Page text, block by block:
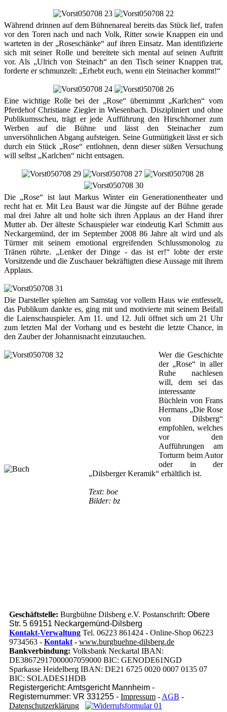
Während drinnen auf dem Bühnenareal bereits das Stück lief, trafen
vor den Toren nach und nach Volk, Ritter sowie Knappen ein und
warteten in der „Roseschänke“ auf ihren Einsatz. Man identifizierte
sich mit seiner Rolle und bereitete sich mental auf seinen Auftritt
vor. Als „Ulrich von Steinach“ an den Tisch seiner Knappen trat,
forderte er schmunzelt: „Erhebt euch, wenn ein Steinacher kommt!“
Eine wichtige Rolle bei der „Rose“ übernimmt „Karlchen“ vom
Pferdehof Christiane Ziegler in Wiesenbach. Diszipliniert und ohne
Publikumsscheu, trägt er jede Aufführung den Hirschhorner zum
Werben auf die Bühne und lässt den Steinacher zum
unversöhnlichen Abgang aufsteigen. Seine Gutmütigkeit lässt er sich
durch ein Stück „Rose“ entlohnen, denn dieser süßen Versuchung
will selbst „Karlchen“ nicht entsagen.
Die „Rose“ ist laut Markus Winter ein Generationentheater und
recht hat er. Mit Lea Baust war die Jüngste auf der Bühne gerade
mal drei Jahre alt und holte sich ihren Applaus an der Hand ihrer
Mutter ab. Der älteste Schauspieler war eindeutig Karl Schmitt aus
Neckargemünd, der im September 2008 86 Jahre alt wird und als
Türmer mit seinem emotional ergreifenden Schlussmonolog zu
Tränen rührte. „Lenker der Dinge - das ist er!“ lobte der erste
Vorsitzende und die Zuschauer bekräftigten diese Aussage mit ihrem
Applaus.
Die Darsteller spielten am Samstag vor vollem Haus wie entfesselt,
das Publikum dankte es, ging mit und motivierte mit seinem Beifall
die Laienschauspieler. Am 11. und 12. Juli öffnet sich um 21 Uhr
zum letzten Mal der Vorhang und es besteht die letzte Chance, in
den Zauber der Johannisnacht einzutauchen.
Wer die Geschichte
der „Rose“ in aller
Ruhe nachlesen
will, dem sei das
interessante
Büchlein von Frans
Hermans „Die Rose
von Dilsberg“
empfohlen, welches
vor den
Aufführungen am
Torturm beim Autor
oder in der
„Dilsberger Keramik“ erhältlich ist.
Text: boe
Bilder: bz
Geschäftstelle: Burgbühne Dilsberg e.V. Postanschrift: Obere
Str. 5 69151 Neckargemünd-Dilsberg
Kontakt-Verwaltung Tel. 06223 861424 - Online-Shop 06223
9734563 - Kontakt - www.burgbuehne-dilsberg.de
Bankverbindung: Volksbank Neckartal IBAN:
DE38672917000007059000 BIC: GENODE61NGD
Sparkasse Heidelberg IBAN: DE21 6725 0020 0007 0135 07
BIC: SOLADES1HDB
Registergericht: Amtsgericht Mannheim -
Registernummer: VR 331255 - Impressum - AGB -
Datenschutzerklärung